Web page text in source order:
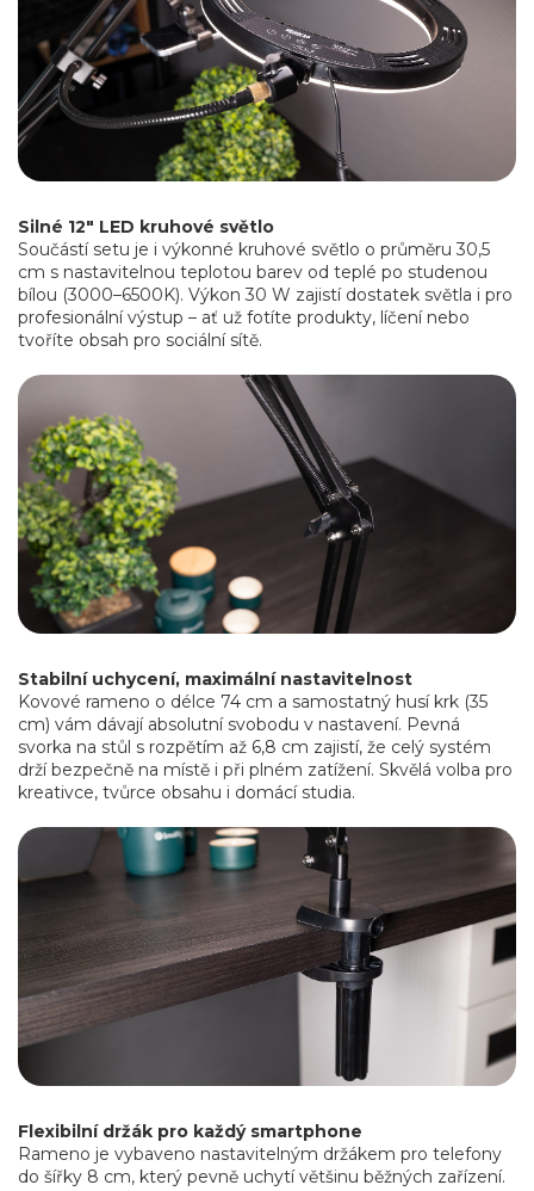
Silné 12" LED kruhové světlo
Součástí setu je i výkonné kruhové světlo o průměru 30,5
cm s nastavitelnou teplotou barev od teplé po studenou
bílou (3000–6500K). Výkon 30 W zajistí dostatek světla i pro
profesionální výstup – ať už fotíte produkty, líčení nebo
tvoříte obsah pro sociální sítě.
Stabilní uchycení, maximální nastavitelnost
Kovové rameno o délce 74 cm a samostatný husí krk (35
cm) vám dávají absolutní svobodu v nastavení. Pevná
svorka na stůl s rozpětím až 6,8 cm zajistí, že celý systém
drží bezpečně na místě i při plném zatížení. Skvělá volba pro
kreativce, tvůrce obsahu i domácí studia.
Flexibilní držák pro každý smartphone
Rameno je vybaveno nastavitelným držákem pro telefony
do šířky 8 cm, který pevně uchytí většinu běžných zařízení.